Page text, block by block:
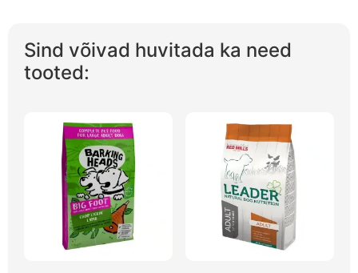
Sind võivad huvitada ka need
tooted: